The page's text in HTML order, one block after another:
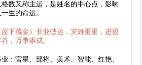
格数又称主运，是姓名的中心点，影响
一生的命运。
屋下藏金）非业破运，灾难重重，进退
谷，万事难成。
业：官星、部将、美术、智能、红艳、